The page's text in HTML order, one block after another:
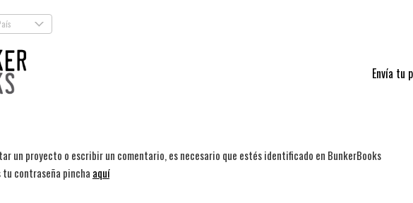
.
Envía tu
un proyecto o escribir un comentario, es necesario que estés identificado en BunkerBooks
tu contraseña pincha aquí